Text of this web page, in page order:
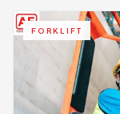
FORKLIFT